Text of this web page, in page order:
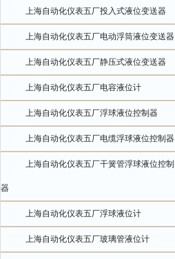
上海自动化仪表五厂投入式液位变送器
上海自动化仪表五厂电动浮筒液位变送器
上海自动化仪表五厂静压式液位变送器
上海自动化仪表五厂电容液位计
上海自动化仪表五厂浮球液位控制器
上海自动化仪表五厂电缆浮球液位控制器
上海自动化仪表五厂干簧管浮球液位控制
器
上海自动化仪表五厂浮球液位计
上海自动化仪表五厂玻璃管液位计